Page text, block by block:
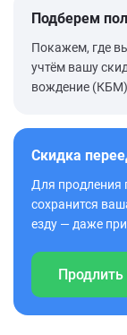
Подберем
Покажем, где
учтём вашу
вождение
Скидка
Для продления
сохранится
езду — даже
Продлить